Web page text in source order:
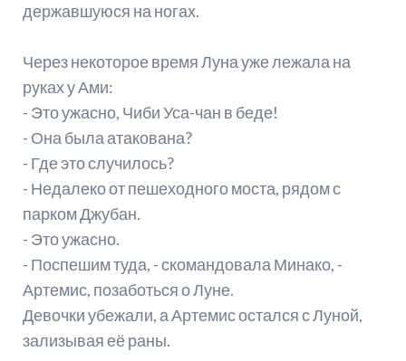
державшуюся на ногах.
Через некоторое время Луна уже лежала на
руках у Ами:
- Это ужасно, Чиби Уса-чан в беде!
- Она была атакована?
- Где это случилось?
- Недалеко от пешеходного моста, рядом с
парком Джубан.
- Это ужасно.
- Поспешим туда, - скомандовала Минако, -
Артемис, позаботься о Луне.
Девочки убежали, а Артемис остался с Луной,
зализывая её раны.